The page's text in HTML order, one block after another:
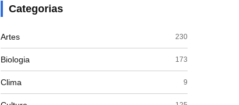
Categorias
Artes 230
Biologia 173
Clima 9